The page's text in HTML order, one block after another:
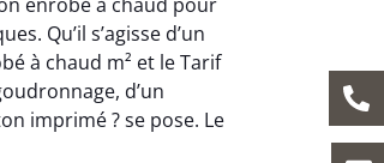
Qu’il s’agisse d’un
à chaud m² et le Tarif
d’un
imprimé ? se pose. Le